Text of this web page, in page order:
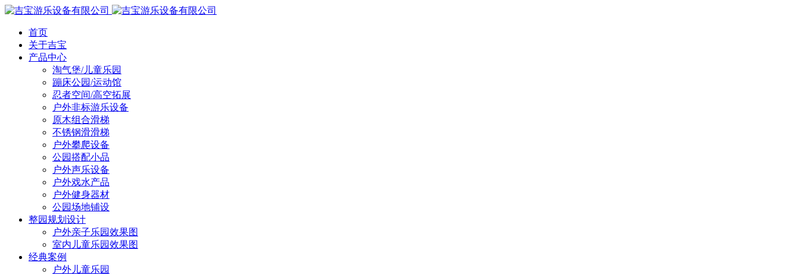
首页
关于吉宝
产品中心
淘气堡/儿童乐园
蹦床公园/运动馆
忍者空间/高空拓展
户外非标游乐设备
原木组合滑梯
不锈钢滑滑梯
户外攀爬设备
公园搭配小品
户外声乐设备
户外戏水产品
户外健身器材
公园场地铺设
整园规划设计
户外亲子乐园效果图
室内儿童乐园效果图
经典案例
户外儿童乐园